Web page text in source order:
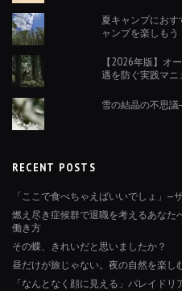
夏キャンプにお
ャンプを楽しもう
【2026年版】オ
遇を防ぐ実践マニ
雪の結晶の不思
RECENT POSTS
「ここで食べちゃえばいいでしょ」—
燃え尽き症候群で退職を考えるあな
働き方
その蝶、きれいだと思いましたか？
昼だけが旅じゃない。夜の自然を楽し
「なんとなく顔に見える」パレイド